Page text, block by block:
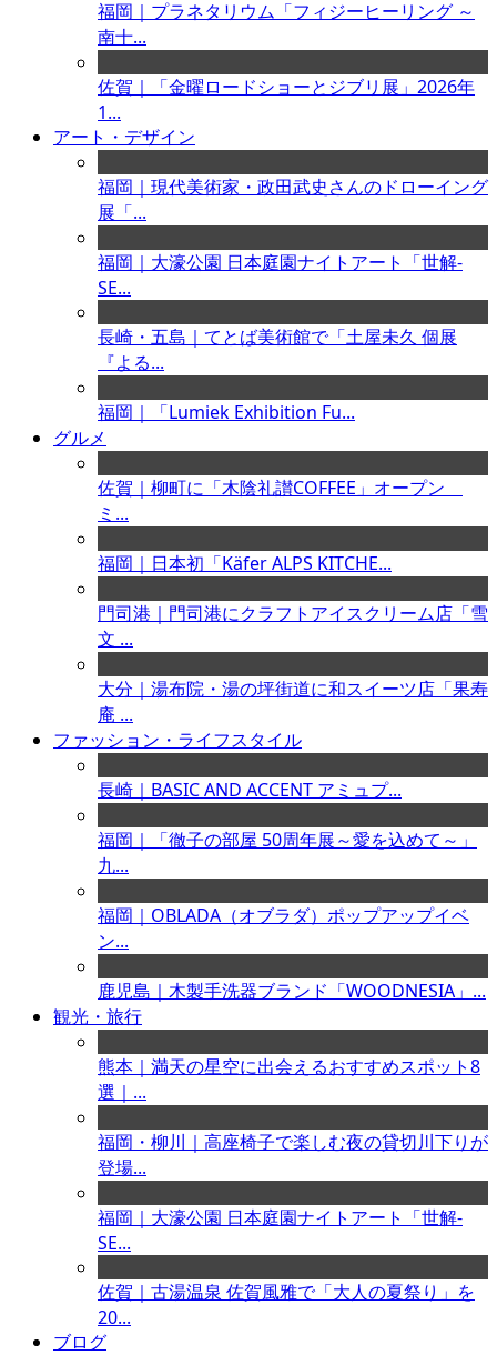
福岡｜プラネタリウム「フィジーヒーリング ～
南十...
佐賀｜「金曜ロードショーとジブリ展」2026年
1...
アート・デザイン
福岡｜現代美術家・政田武史さんのドローイング
展「...
福岡｜大濠公園 日本庭園ナイトアート「世解-
SE...
長崎・五島｜てとば美術館で「土屋未久 個展
『よる...
福岡｜「Lumiek Exhibition Fu...
グルメ
佐賀｜柳町に「木陰礼讃COFFEE」オープン
ミ...
福岡｜日本初「Käfer ALPS KITCHE...
門司港｜門司港にクラフトアイスクリーム店「雪
文 ...
大分｜湯布院・湯の坪街道に和スイーツ店「果寿
庵 ...
ファッション・ライフスタイル
長崎｜BASIC AND ACCENT アミュプ...
福岡｜「徹子の部屋 50周年展～愛を込めて～」
九...
福岡｜OBLADA（オブラダ）ポップアップイベ
ン...
鹿児島｜木製手洗器ブランド「WOODNESIA」...
観光・旅行
熊本｜満天の星空に出会えるおすすめスポット8
選｜...
福岡・柳川｜高座椅子で楽しむ夜の貸切川下りが
登場...
福岡｜大濠公園 日本庭園ナイトアート「世解-
SE...
佐賀｜古湯温泉 佐賀風雅で「大人の夏祭り」を
20...
ブログ